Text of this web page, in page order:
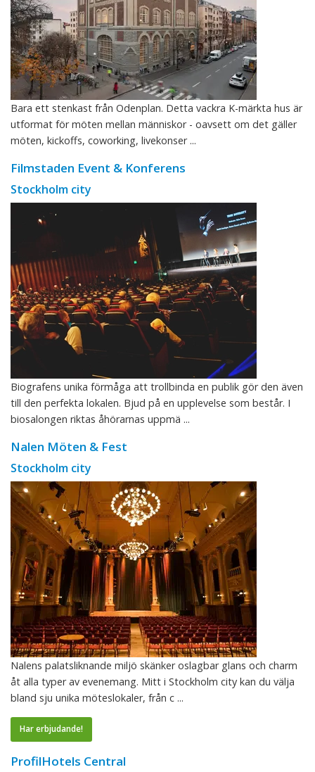
Bara ett stenkast från Odenplan. Detta vackra K-märkta hus är
utformat för möten mellan människor - oavsett om det gäller
möten, kickoffs, coworking, livekonser ...
Filmstaden Event & Konferens
Stockholm city
Biografens unika förmåga att trollbinda en publik gör den även
till den perfekta lokalen. Bjud på en upplevelse som består. I
biosalongen riktas åhörarnas uppmä ...
Nalen Möten & Fest
Stockholm city
Nalens palatsliknande miljö skänker oslagbar glans och charm
åt alla typer av evenemang. Mitt i Stockholm city kan du välja
bland sju unika möteslokaler, från c ...
Har erbjudande!
ProfilHotels Central